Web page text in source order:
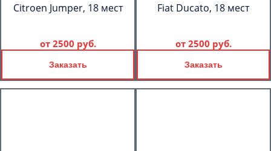
Citroen Jumper, 18 мест
от 2500 руб.
Заказать
Fiat Ducato, 18 мест
от 2500 руб.
Заказать